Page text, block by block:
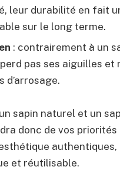
leur durabilité en fait
sur le long terme.
: contrairement à un
pas ses aiguilles et
d’arrosage.
sapin naturel et un
donc de vos priorités
authentiques,
et réutilisable.